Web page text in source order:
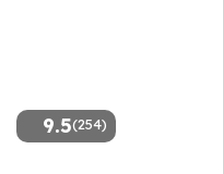
9.5(254)